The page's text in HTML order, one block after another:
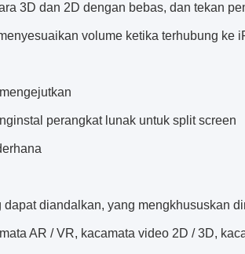
3D dan 2D dengan bebas, dan tekan
volume ketika terhubung ke
perangkat lunak untuk split screen
diandalkan, yang mengkhususkan
AR / VR, kacamata video 2D / 3D,